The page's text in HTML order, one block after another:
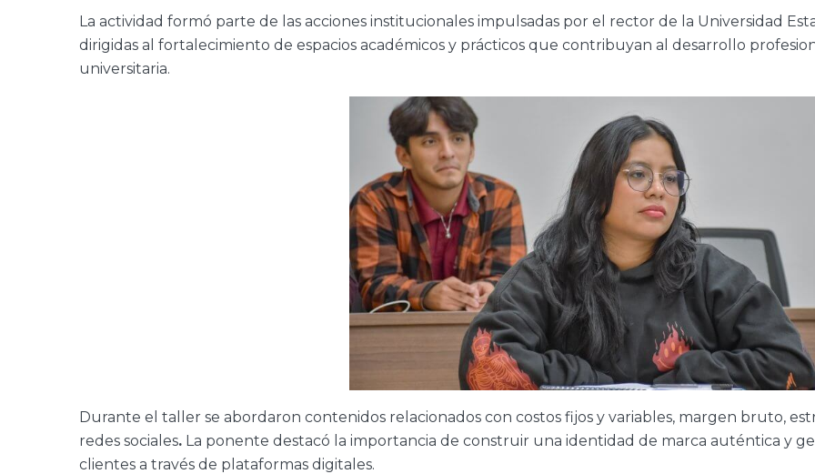
La actividad formó parte de las acciones institucionales impulsadas por el rector de la Universidad
dirigidas al fortalecimiento de espacios académicos y prácticos que contribuyan al desarrollo
universitaria.
Durante el taller se abordaron contenidos relacionados con costos fijos y variables, margen bruto,
redes sociales. La ponente destacó la importancia de construir una identidad de marca auténtica y
clientes a través de plataformas digitales.